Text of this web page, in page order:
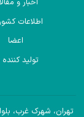
اخبار و
اطلاعات
اعضا
تولید
تهران، شهرک غرب،